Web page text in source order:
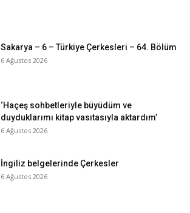
Sakarya – 6 – Türkiye Çerkesleri – 64. Bölüm
6 Ağustos 2026
‘Haçeş sohbetleriyle büyüdüm ve
duyduklarımı kitap vasıtasıyla aktardım’
6 Ağustos 2026
İngiliz belgelerinde Çerkesler
6 Ağustos 2026